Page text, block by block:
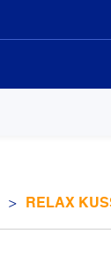
> RELAX